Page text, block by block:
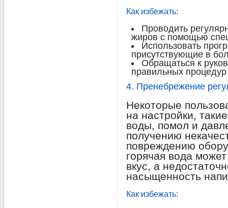
Как избежать:
Проводить
жиров с помощью
Использовать
присутствующие в
Обращаться к
правильных
4. Пренебрежение
Некоторые
на настройки,
воды, помол и
получению
повреждению
горячая вода
вкус, а
насыщенность
Как избежать: